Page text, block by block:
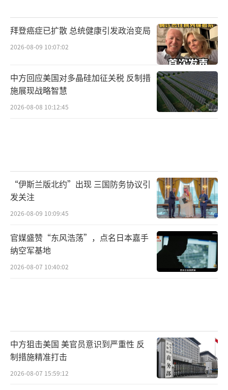
拜登癌症已扩散 总统健康引发政治变局
2026-08-09 10:07:02
中方回应美国对多晶硅加征关税 反制措
施展现战略智慧
2026-08-08 10:12:45
“伊斯兰版北约”出现 三国防务协议引
发关注
2026-08-09 10:09:45
官媒盛赞“东风浩荡”，点名日本嘉手
纳空军基地
2026-08-07 10:40:02
中方狙击美国 美官员意识到严重性 反
制措施精准打击
2026-08-07 15:59:12